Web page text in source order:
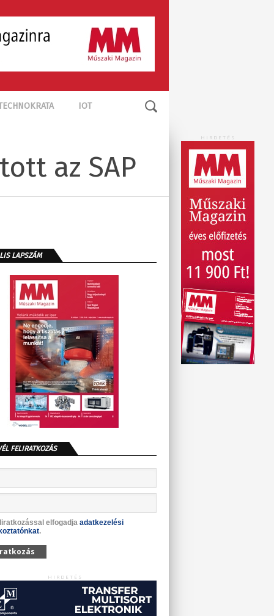
IOT
HIRDETÉS
az SAP
LAPSZÁM
FELIRATKOZÁS
elfogadja adatkezelési
.
HIRDETÉS